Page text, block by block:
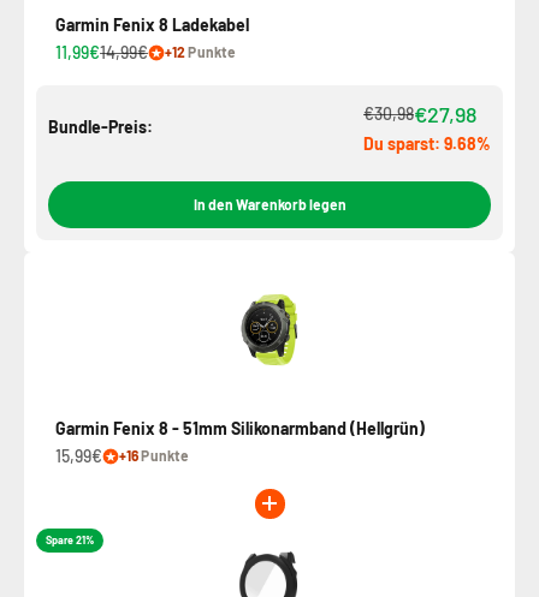
Garmin Fenix 8 Ladekabel
11,99€14,99€ +12Punkte
Bundle-Preis:
€30,98€27,98
Du sparst: 9.68%
In den Warenkorb legen
Garmin Fenix 8 - 51mm Silikonarmband (Hellgrün)
15,99€
+16Punkte
Spare 21%